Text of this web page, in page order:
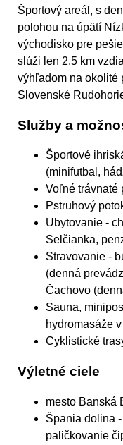
Športový areál, s
polohou na úpätí
východisko pre
slúži len 2,5 km
výhľadom na okolité
Slovenské
Služby a
Športové
(minifutbal,
Voľné trávnaté
Pstruhový
Ubytovanie -
Selčianka,
Stravovanie -
(denná
Čachovo
Sauna,
hydromasáže
Cyklistické
Výletné ciele
mesto Banská
Špania dolina
paličkovanie